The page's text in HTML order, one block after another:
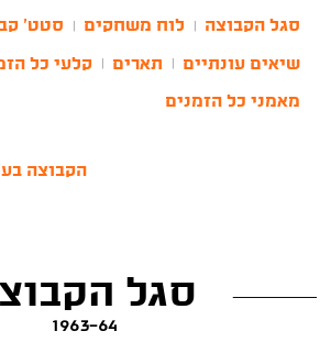
סגל הקבוצה לוח משחקים סטט'
שיאים עונתיים תארים קלעי כל
מאמני כל הזמנים
הקבוצה
סגל
1963-64